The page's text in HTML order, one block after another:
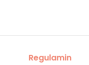
Regulamin